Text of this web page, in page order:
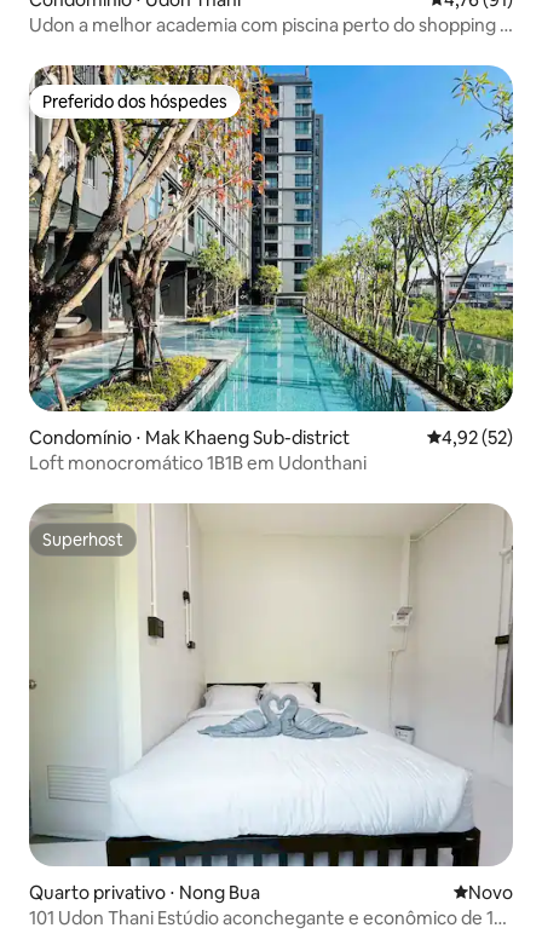
Udon a melhor academia com piscina perto do shopping 1
Preferido dos hóspedes
Preferido dos hóspedes
Condomínio ⋅ Mak Khaeng Sub-district 4,92 de uma
4,92 (52)
Loft monocromático 1B1B em Udonthani
Superhost
Superhost
Quarto privativo ⋅ Nong Bua Novo
Novo
101 Udon Thani Estúdio aconchegante e econômico de 1